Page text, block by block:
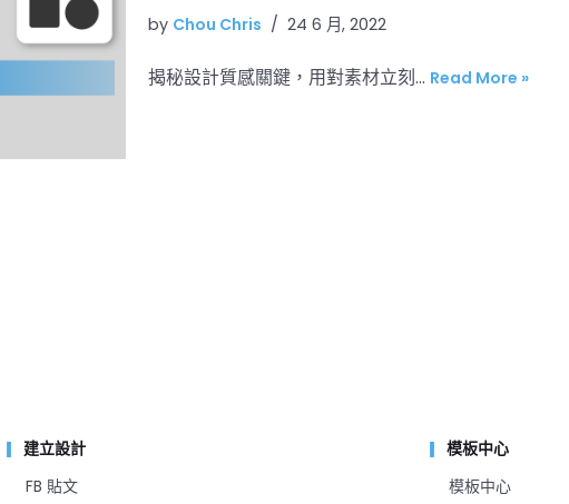
by Chou Chris 24 6 月, 2022
揭秘設計質感關鍵，用對素材立刻… Read More »
建立設計
FB 貼文
模板中心
模板中心